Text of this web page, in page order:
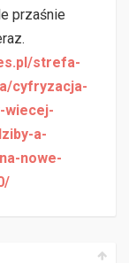
przaśnie
strefa-
cyfryzacja-
wiecej-
a-
nowe-